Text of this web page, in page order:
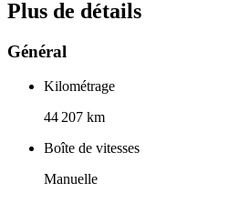
Plus de détails
Général
Kilométrage
44 207 km
Boîte de vitesses
Manuelle